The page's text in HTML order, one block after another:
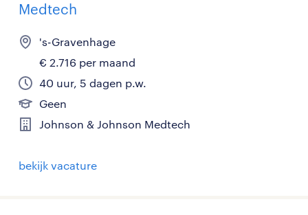
Medtech
's-Gravenhage
€ 2.716 per maand
40 uur, 5 dagen p.w.
Geen
Johnson & Johnson Medtech
bekijk vacature